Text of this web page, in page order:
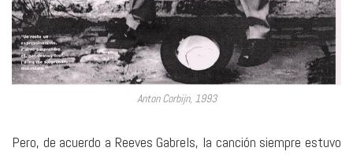
Anton Corbijn, 1993
Pero, de acuerdo a Reeves Gabrels, la canción siempre estuvo